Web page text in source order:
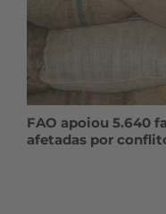
FAO apoiou 5.640
afetadas por